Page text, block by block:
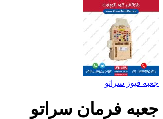
جعبه فیوز سراتو
جعبه فرمان سراتو